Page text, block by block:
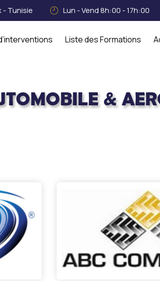
- Tunisie Lun - Vend 8h:00 - 17h:00
Liste des Formations
&